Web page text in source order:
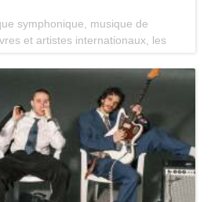
symphonique, musique de
et artistes internationaux, les
18 au 30 août.